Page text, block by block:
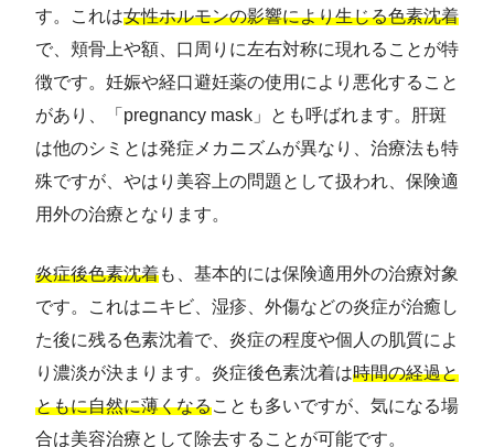
す。これは女性ホルモンの影響により生じる色素沈着
で、頬骨上や額、口周りに左右対称に現れることが特
徴です。妊娠や経口避妊薬の使用により悪化すること
があり、「pregnancy mask」とも呼ばれます。肝斑
は他のシミとは発症メカニズムが異なり、治療法も特
殊ですが、やはり美容上の問題として扱われ、保険適
用外の治療となります。
炎症後色素沈着も、基本的には保険適用外の治療対象
です。これはニキビ、湿疹、外傷などの炎症が治癒し
た後に残る色素沈着で、炎症の程度や個人の肌質によ
り濃淡が決まります。炎症後色素沈着は時間の経過と
ともに自然に薄くなることも多いですが、気になる場
合は美容治療として除去することが可能です。